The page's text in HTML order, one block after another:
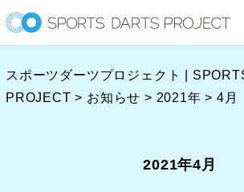
内
容
ス
キ
スポーツダーツプロジェクト |
PROJECT > お知らせ > 2021年 >4月
2021年4月